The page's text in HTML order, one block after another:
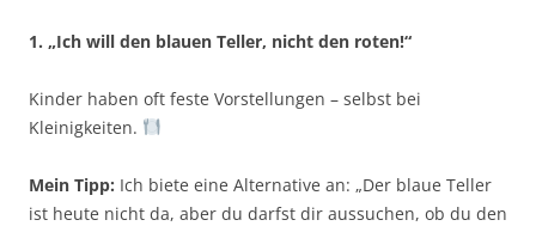
1. „Ich will den blauen Teller, nicht den roten!“
Kinder haben oft feste Vorstellungen – selbst bei
Kleinigkeiten.
Mein Tipp: Ich biete eine Alternative an: „Der blaue Teller
ist heute nicht da, aber du darfst dir aussuchen, ob du den